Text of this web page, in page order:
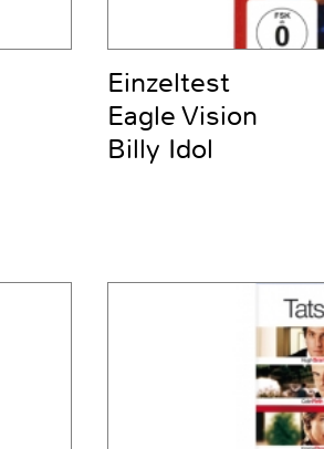
Einzeltest
Eagle Vision
Billy Idol